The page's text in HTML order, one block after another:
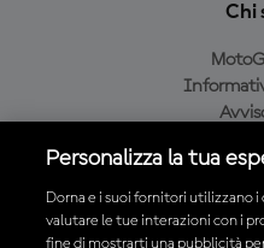
Chi
Personalizza la tua
Dorna e i suoi fornitori utilizzano
valutare le tue interazioni con i
fine di mostrarti una pubblicità